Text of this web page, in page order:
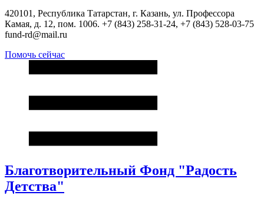
420101, Республика Татарстан, г. Казань, ул. Профессора
Камая, д. 12, пом. 1006. +7 (843) 258-31-24, +7 (843) 528-03-75
fund-rd@mail.ru
Помочь сейчас
Благотворительный Фонд "Радость
Детства"